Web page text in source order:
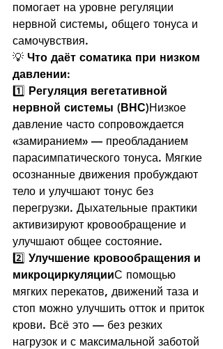
помогает на уровне регуляции
нервной системы, общего тонуса и
самочувствия.
💡 Что даёт соматика при низком
давлении:
1️⃣ Регуляция вегетативной
нервной системы (ВНС)Низкое
давление часто сопровождается
«замиранием» — преобладанием
парасимпатического тонуса. Мягкие
осознанные движения пробуждают
тело и улучшают тонус без
перегрузки. Дыхательные практики
активизируют кровообращение и
улучшают общее состояние.
2️⃣ Улучшение кровообращения и
микроциркуляцииС помощью
мягких перекатов, движений таза и
стоп можно улучшить отток и приток
крови. Всё это — без резких
нагрузок и с максимальной заботой